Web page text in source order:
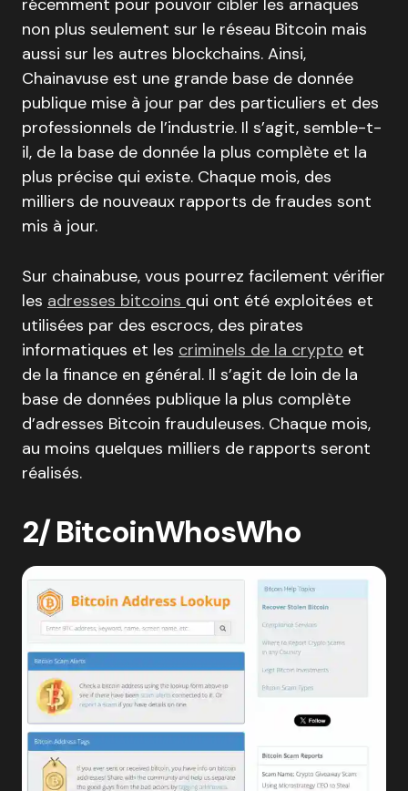
non plus seulement sur le réseau Bitcoin mais
aussi sur les autres blockchains. Ainsi,
Chainavuse est une grande base de donnée
publique mise à jour par des particuliers et des
professionnels de l’industrie. Il s’agit, semble-t-
il, de la base de donnée la plus complète et la
plus précise qui existe. Chaque mois, des
milliers de nouveaux rapports de fraudes sont
mis à jour.
Sur chainabuse, vous pourrez facilement vérifier
les adresses bitcoins qui ont été exploitées et
utilisées par des escrocs, des pirates
informatiques et les criminels de la crypto et
de la finance en général. Il s’agit de loin de la
base de données publique la plus complète
d’adresses Bitcoin frauduleuses. Chaque mois,
au moins quelques milliers de rapports seront
réalisés.
2/ BitcoinWhosWho